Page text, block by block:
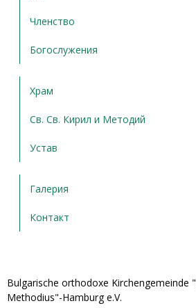
Членство
Богослужения
Храм
Св. Св. Кирил и Методий
Устав
Галерия
Контакт
Bulgarische orthodoxe Kirchengemeinde
Methodius"-Hamburg e.V.